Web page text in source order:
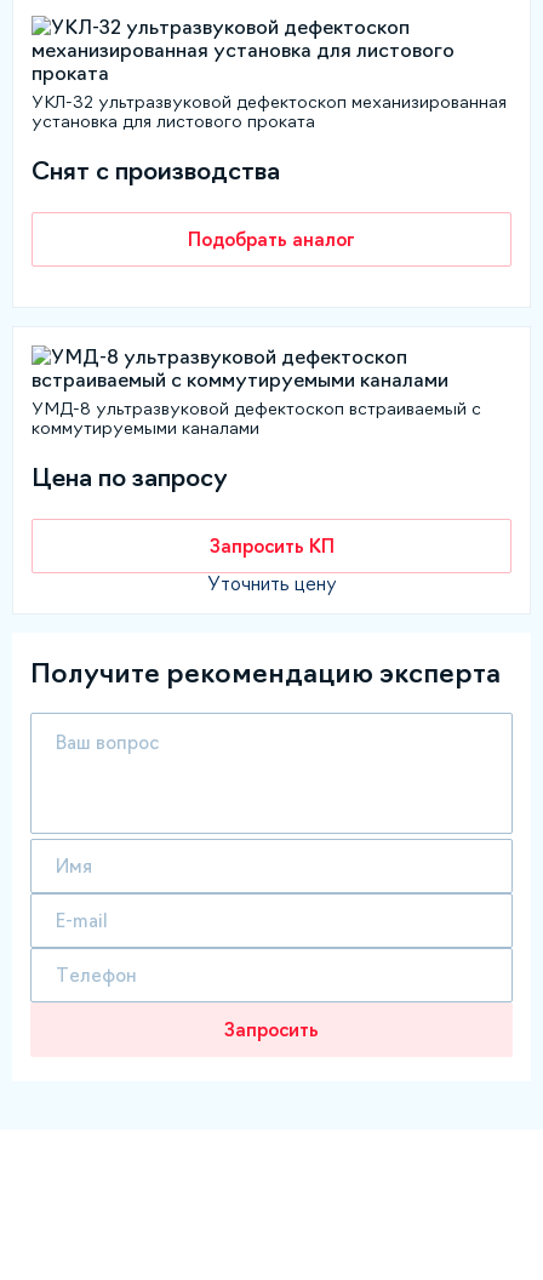
УКЛ-32 ультразвуковой дефектоскоп механизированная
установка для листового проката
Снят с производства
Подобрать аналог
УМД-8 ультразвуковой дефектоскоп встраиваемый с
коммутируемыми каналами
Цена по запросу
Запросить КП
Уточнить цену
Получите рекомендацию эксперта
Запросить